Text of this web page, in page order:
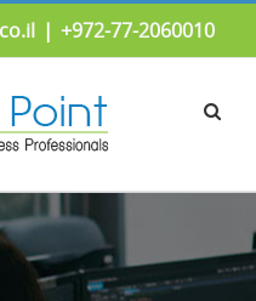
972-77-2060010+
|